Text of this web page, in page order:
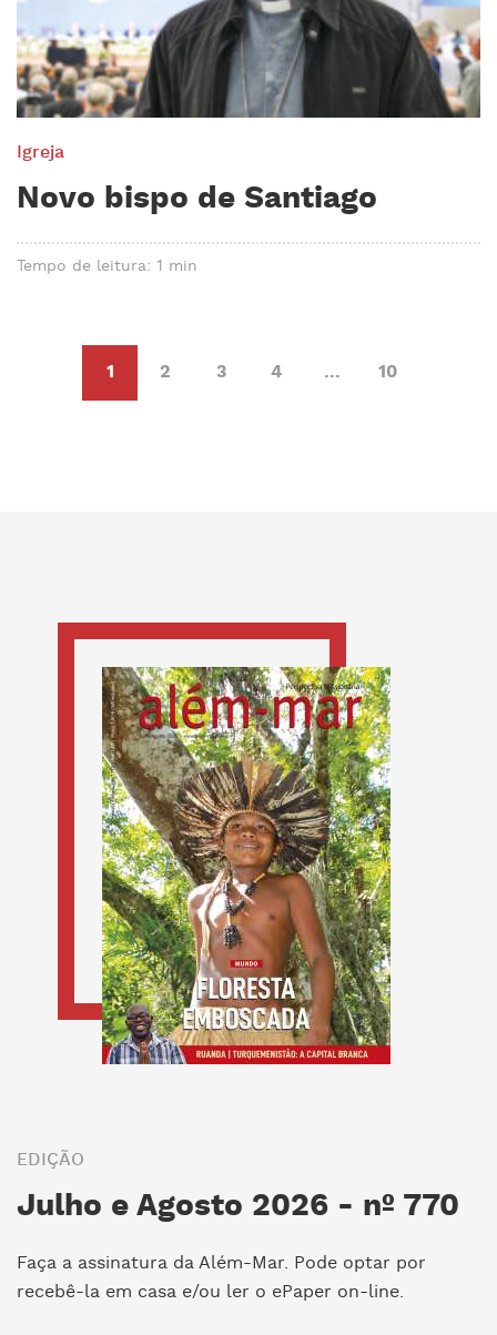
Igreja
Novo bispo de Santiago
Tempo de leitura: 1 min
1 2 3 4 ... 10
EDIÇÃO
Julho e Agosto 2026 - nº 770
Faça a assinatura da Além-Mar. Pode optar por
recebê-la em casa e/ou ler o ePaper on-line.